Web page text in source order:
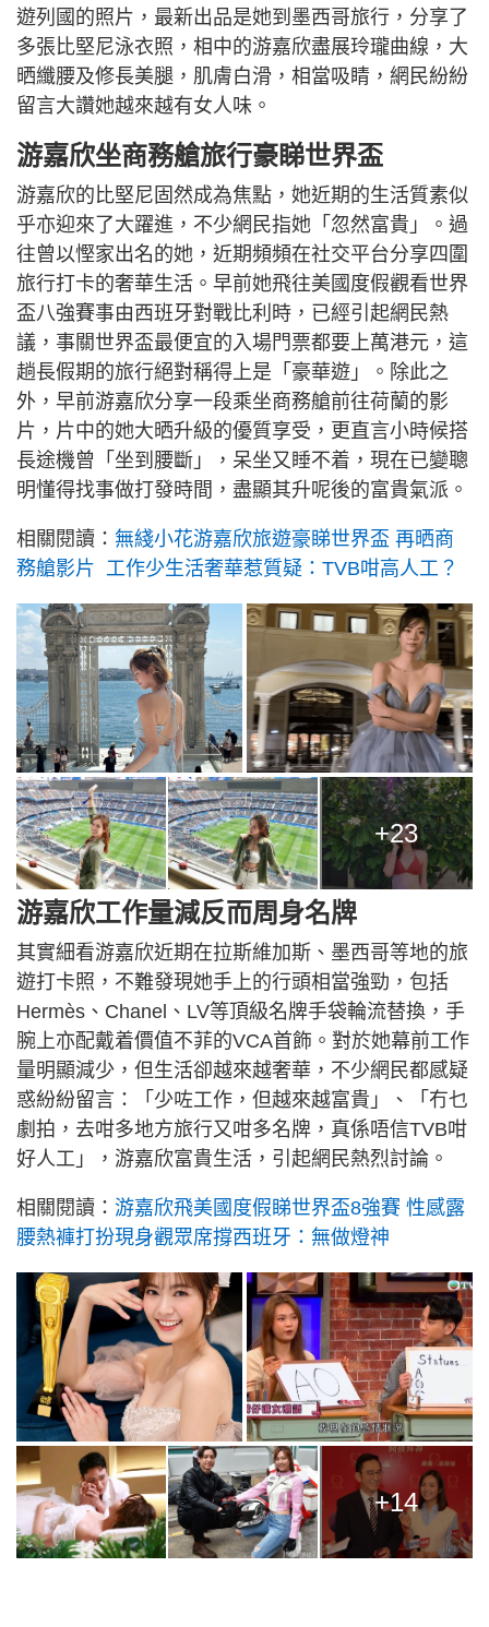
遊列國的照片，最新出品是她到墨西哥旅行，分享了
多張比堅尼泳衣照，相中的游嘉欣盡展玲瓏曲線，大
晒纖腰及修長美腿，肌膚白滑，相當吸睛，網民紛紛
留言大讚她越來越有女人味。
游嘉欣坐商務艙旅行豪睇世界盃
游嘉欣的比堅尼固然成為焦點，她近期的生活質素似
乎亦迎來了大躍進，不少網民指她「忽然富貴」。過
往曾以慳家出名的她，近期頻頻在社交平台分享四圍
旅行打卡的奢華生活。早前她飛往美國度假觀看世界
盃八強賽事由西班牙對戰比利時，已經引起網民熱
議，事關世界盃最便宜的入場門票都要上萬港元，這
趟長假期的旅行絕對稱得上是「豪華遊」。除此之
外，早前游嘉欣分享一段乘坐商務艙前往荷蘭的影
片，片中的她大晒升級的優質享受，更直言小時候搭
長途機曾「坐到腰斷」，呆坐又睡不着，現在已變聰
明懂得找事做打發時間，盡顯其升呢後的富貴氣派。
相關閱讀： 無綫小花游嘉欣旅遊豪睇世界盃 再晒商
務艙影片 工作少生活奢華惹質疑：TVB咁高人工？
+23
游嘉欣工作量減反而周身名牌
其實細看游嘉欣近期在拉斯維加斯、墨西哥等地的旅
遊打卡照，不難發現她手上的行頭相當強勁，包括
Hermès、Chanel、LV等頂級名牌手袋輪流替換，手
腕上亦配戴着價值不菲的VCA首飾。對於她幕前工作
量明顯減少，但生活卻越來越奢華，不少網民都感疑
惑紛紛留言：「少咗工作，但越來越富貴」、「冇乜
劇拍，去咁多地方旅行又咁多名牌，真係唔信TVB咁
好人工」，游嘉欣富貴生活，引起網民熱烈討論。
相關閱讀： 游嘉欣飛美國度假睇世界盃8強賽 性感露
腰熱褲打扮現身觀眾席撐西班牙：無做燈神
+14